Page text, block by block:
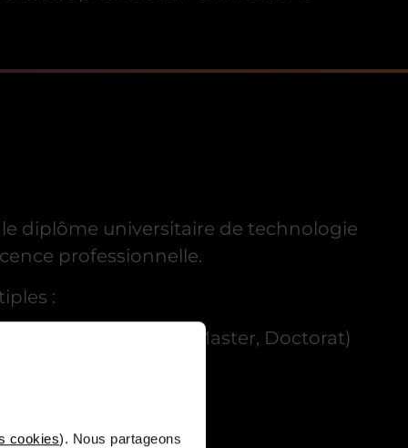
cookies). Nous partageons
le diplôme universitaire de technologie
professionnelle.
:
le schéma Licence, Master, Doctorat)